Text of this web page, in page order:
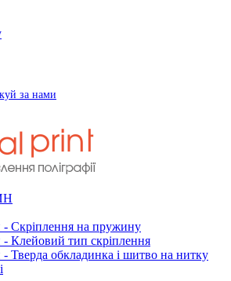
за нами
- Скріплення на пружину
- Клейовий тип скріплення
Тверда обкладинка і шитво на нитку